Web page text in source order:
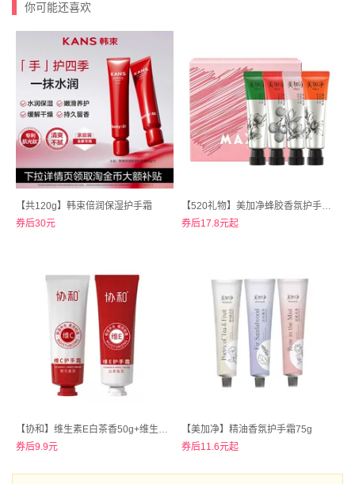
你可能还喜欢
【共120g】韩束倍润保湿护手霜
券后30元
【520礼物】美加净蜂胶香氛护手霜30g
券后17.8元起
【协和】维生素E白茶香50g+维生素C橙花香50g护手霜套装
券后9.9元
【美加净】精油香氛护手霜75g
券后11.6元起